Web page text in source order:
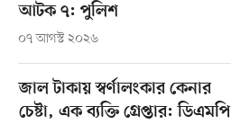
আটক ৭: পুলিশ
০৭ আগস্ট ২০২৬
জাল টাকায় স্বর্ণালংকার কেনার
চেষ্টা, এক ব্যক্তি গ্রেপ্তার: ডিএমপি